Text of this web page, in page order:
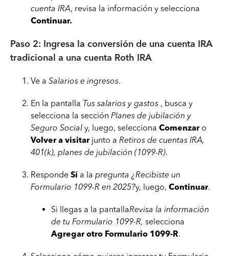
cuenta IRA, revisa la información y selecciona
Continuar.
Paso 2: Ingresa la conversión de una cuenta IRA
tradicional a una cuenta Roth IRA
Ve a Salarios e ingresos.
En la pantalla Tus salarios y gastos , busca y
selecciona la sección Planes de jubilación y
Seguro Social y, luego, selecciona Comenzar o
Volver a visitarjunto a Retiros de cuentas IRA,
401(k), planes de jubilación (1099-R).
Responde Sí a la pregunta ¿Recibiste un
Formulario 1099-R en 2025?y, luego, Continuar.
Si llegas a la pantallaRevisa la información
de tu Formulario 1099-R, selecciona
Agregar otro Formulario 1099-R.